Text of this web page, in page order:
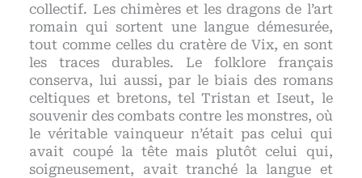
collectif. Les chimères et les dragons de l’art
romain qui sortent une langue démesurée,
tout comme celles du cratère de Vix, en sont
les traces durables. Le folklore français
conserva, lui aussi, par le biais des romans
celtiques et bretons, tel Tristan et Iseut, le
souvenir des combats contre les monstres, où
le véritable vainqueur n’était pas celui qui
avait coupé la tête mais plutôt celui qui,
soigneusement, avait tranché la langue et